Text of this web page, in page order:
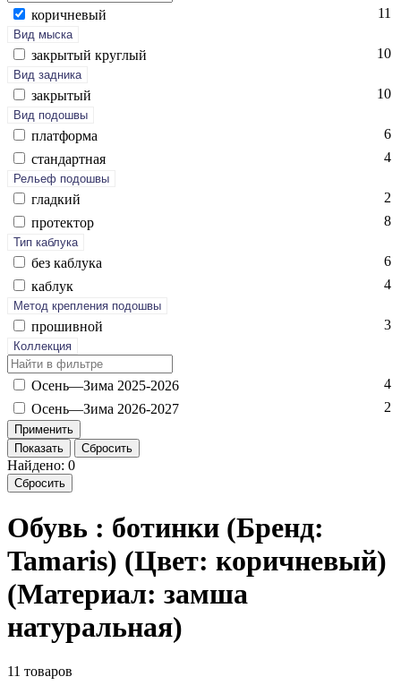
ко­рич­не­вый 11
Вид мыска
зак­ры­тый круг­лый 10
Вид задника
зак­ры­тый 10
Вид подошвы
плат­форма
6
стан­дарт­ная
4
Рельеф подошвы
глад­кий
2
про­тек­тор
8
Тип каблука
без каб­лу­ка
6
каб­лук
4
Метод крепления подошвы
про­шив­ной 3
Коллекция
Осень—Зи­ма 2025-2026
4
Осень—Зи­ма 2026-2027
2
Показать Сбросить
Найдено: 0
Сбросить
Обувь : ботинки (Бренд:
Tamaris) (Цвет: коричневый)
(Материал: замша
натуральная)
11 товаров